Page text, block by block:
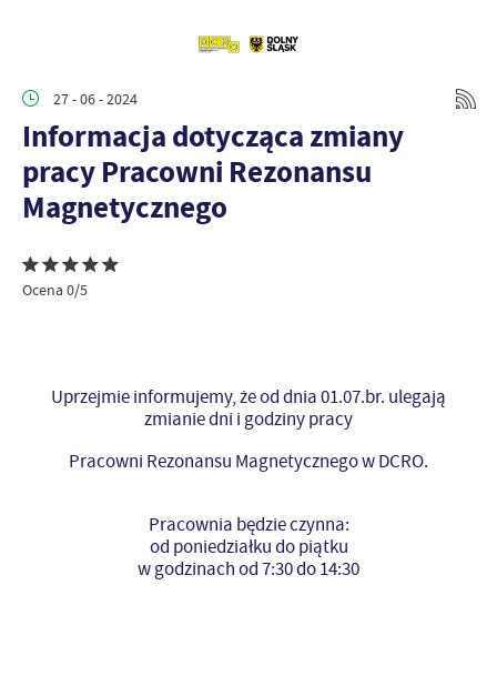
27 - 06 - 2024
Informacja dotycząca zmiany
pracy Pracowni Rezonansu
Magnetycznego
Ocena 0/5
Uprzejmie informujemy, że od dnia 01.07.br. ulegają
zmianie dni i godziny pracy
Pracowni Rezonansu Magnetycznego w DCRO.
Pracownia będzie czynna:
od poniedziałku do piątku
w godzinach od 7:30 do 14:30